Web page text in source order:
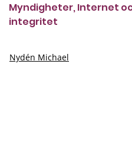
Myndigheter, Internet
integritet
Nydén Michael